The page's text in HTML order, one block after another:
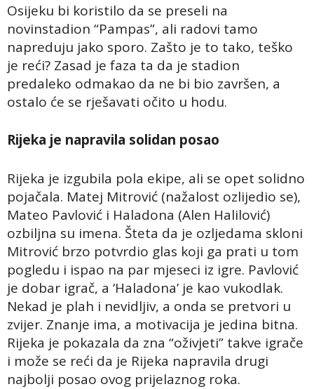
Osijeku bi koristilo da se preseli na
novinstadion “Pampas”, ali radovi tamo
napreduju jako sporo. Zašto je to tako, teško
je reći? Zasad je faza ta da je stadion
predaleko odmakao da ne bi bio završen, a
ostalo će se rješavati očito u hodu.
Rijeka je napravila solidan posao
Rijeka je izgubila pola ekipe, ali se opet solidno
pojačala. Matej Mitrović (nažalost ozlijedio se),
Mateo Pavlović i Haladona (Alen Halilović)
ozbiljna su imena. Šteta da je ozljedama skloni
Mitrović brzo potvrdio glas koji ga prati u tom
pogledu i ispao na par mjeseci iz igre. Pavlović
je dobar igrač, a ‘Haladona’ je kao vukodlak.
Nekad je plah i nevidljiv, a onda se pretvori u
zvijer. Znanje ima, a motivacija je jedina bitna.
Rijeka je pokazala da zna “oživjeti” takve igrače
i može se reći da je Rijeka napravila drugi
najbolji posao ovog prijelaznog roka.